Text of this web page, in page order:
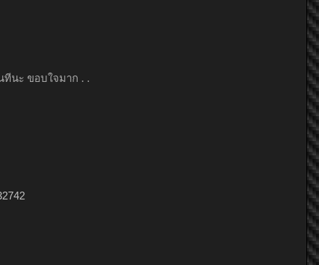
ทีนะ ขอบใจมาก . .